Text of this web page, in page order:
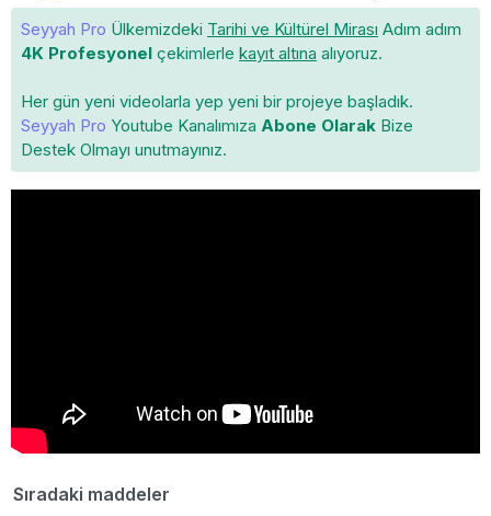
Seyyah Pro Ülkemizdeki Tarihi ve Kültürel Mirası Adım adım
4K Profesyonel çekimlerle kayıt altına alıyoruz.
Her gün yeni videolarla yep yeni bir projeye başladık.
Seyyah Pro Youtube Kanalımıza Abone Olarak Bize
Destek Olmayı unutmayınız.
Sıradaki maddeler